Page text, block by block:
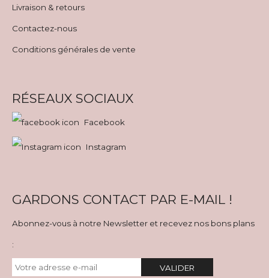
Livraison & retours
Contactez-nous
Conditions générales de vente
RÉSEAUX SOCIAUX
Facebook
Instagram
GARDONS CONTACT PAR E-MAIL !
Abonnez-vous à notre Newsletter et recevez nos bons plans
:
VALIDER